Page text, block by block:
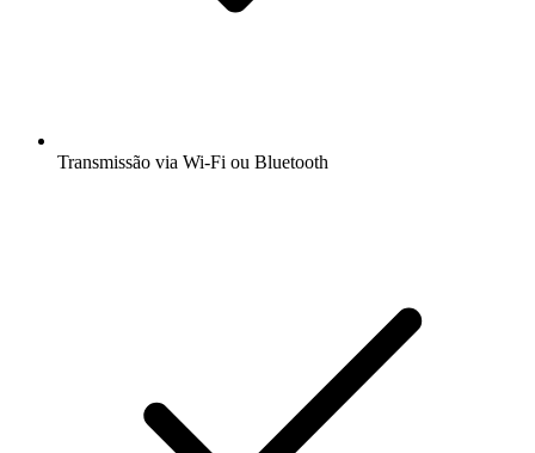
Transmissão via Wi-Fi ou Bluetooth